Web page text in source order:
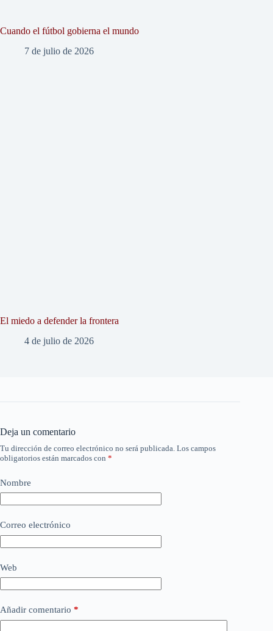
Cuando el fútbol gobierna el mundo
7 de julio de 2026
El miedo a defender la frontera
4 de julio de 2026
Deja un comentario
Tu dirección de correo electrónico no será publicada. Los campos
obligatorios están marcados con *
Nombre
Correo electrónico
Web
Añadir comentario *